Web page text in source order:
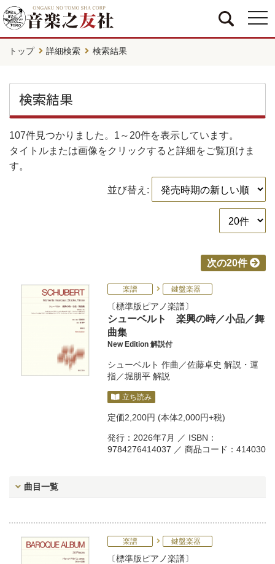
トップ 詳細検索 検索結果
検索結果
107件見つかりました。 1～20件を表示しています。
タイトルまたは画像をクリックすると詳細をご覧頂けま
す。
並び替え:
次の20件
楽譜 鍵盤楽器
標準版ピアノ楽譜
シューベルト 楽興の時／小品／舞
曲集
New Edition 解説付
シューベルト 作曲／佐藤卓史 解説・運
指／堀朋平 解説
立ち読み
定価2,200円 (本体2,000円+税)
発行：2026年7月 ／ ISBN：
9784276414037 ／ 商品コード：414030
曲目一覧
楽譜 鍵盤楽器
標準版ピアノ楽譜